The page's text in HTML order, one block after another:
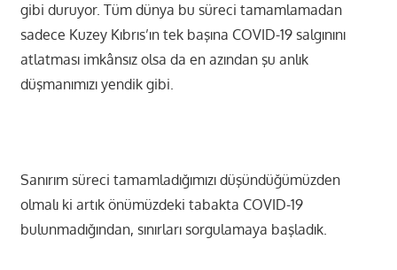
gibi duruyor. Tüm dünya bu süreci tamamlamadan
sadece Kuzey Kıbrıs’ın tek başına COVID-19 salgınını
atlatması imkânsız olsa da en azından şu anlık
düşmanımızı yendik gibi.
Sanırım süreci tamamladığımızı düşündüğümüzden
olmalı ki artık önümüzdeki tabakta COVID-19
bulunmadığından, sınırları sorgulamaya başladık.